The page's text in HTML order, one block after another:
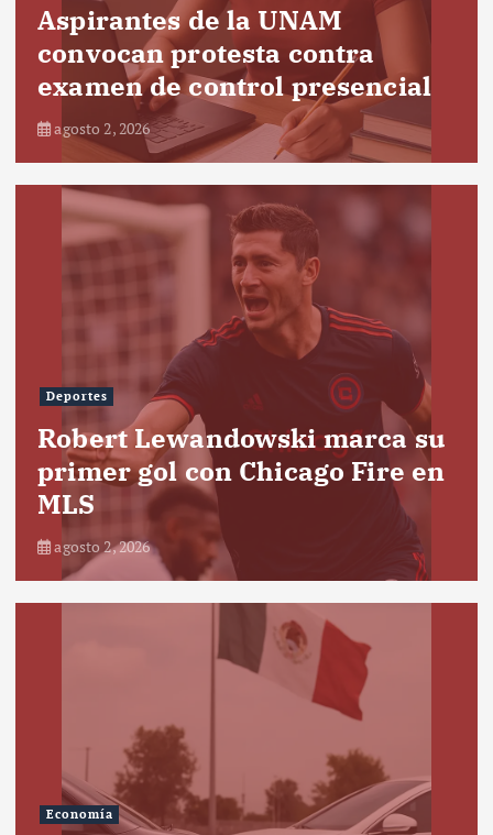
Aspirantes de la UNAM
convocan protesta contra
examen de control presencial
agosto 2, 2026
Deportes
Robert Lewandowski marca su
primer gol con Chicago Fire en
MLS
agosto 2, 2026
Economía